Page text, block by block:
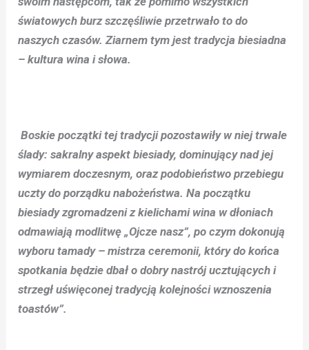
światowych burz szczęśliwie przetrwało to do
naszych czasów. Ziarnem tym jest tradycja biesiadna
– kultura wina i słowa.
Boskie początki tej tradycji pozostawiły w niej trwale
ślady: sakralny aspekt biesiady, dominujący nad jej
wymiarem doczesnym, oraz podobieństwo przebiegu
uczty do porządku nabożeństwa. Na początku
biesiady zgromadzeni z kielichami wina w dłoniach
odmawiają modlitwę „Ojcze nasz”, po czym dokonują
wyboru tamady – mistrza ceremonii, który do końca
spotkania będzie dbał o dobry nastrój ucztujących i
strzegł uświęconej tradycją kolejności wznoszenia
toastów”.